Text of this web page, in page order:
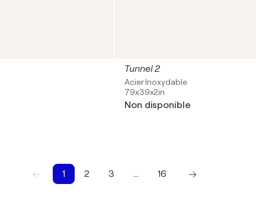
Tunnel 2
Acier Inoxydable
79x39x2in
Non disponible
1 2 3 … 16